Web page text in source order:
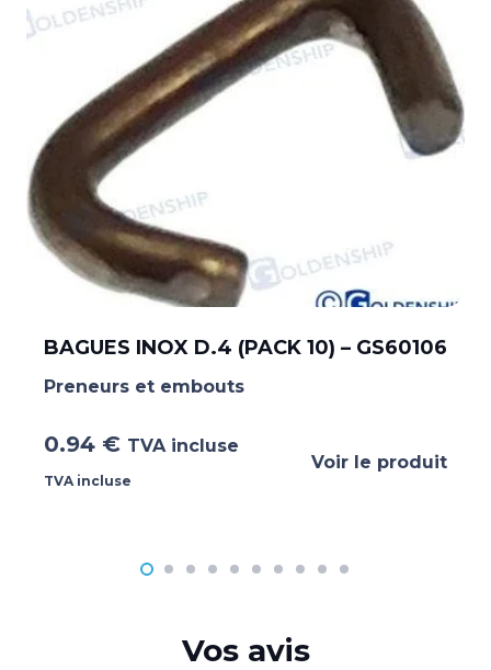
BAGUES INOX D.4 (PACK 10) – GS60106
Preneurs et embouts
0.94 € TVA incluse
TVA incluse
Voir le produit
Vos avis